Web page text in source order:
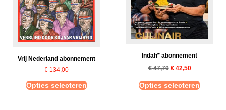
Vrij Nederland abonnement
€ 134,00
Opties selecteren
Indah* abonnement
€47,70 €42,50
Opties selecteren